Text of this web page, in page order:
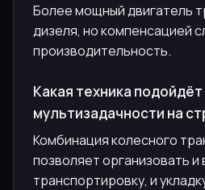
Более мощный двигатель
дизеля, но компенсацией
производительность.
Какая техника
мультизадачности на
Комбинация колесного
позволяет организовать и
транспортировку, и